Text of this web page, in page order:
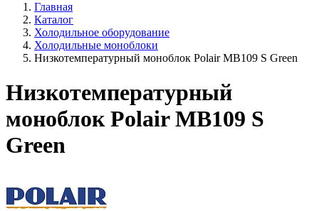
Главная
Каталог
Холодильное оборудование
Холодильные моноблоки
Низкотемпературный моноблок Polair MB109 S Green
Низкотемпературный
моноблок Polair MB109 S
Green